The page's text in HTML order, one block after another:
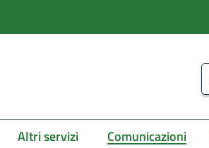
Altri servizi Comunicazioni